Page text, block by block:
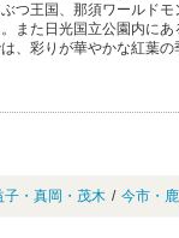
つ王国、那須ワールド
また日光国立公園内に
、彩りが華やかな紅葉の
子・真岡・茂木 / 今市・